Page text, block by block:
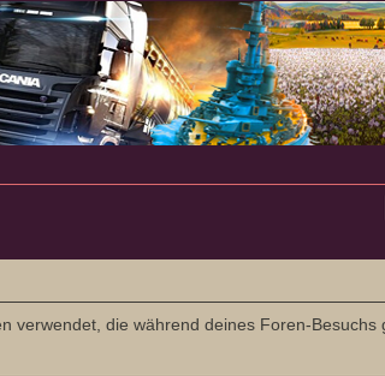
verwendet, die während deines Foren-Besuchs